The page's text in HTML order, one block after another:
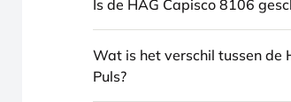
Is de HÅG Capisco 8106
Wat is het verschil tussen de
Puls?